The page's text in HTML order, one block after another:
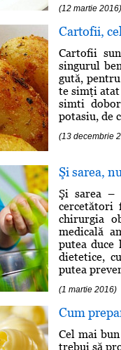
(12 martie 2016)
Cartofii,
Cartofii
singurul
gută,
te simţi atat
simti
potasiu, de
(13 decembrie
Şi sarea,
Şi sarea –
cercetători
chirurgia
medicală
putea duce
dietetice,
putea
(1 martie 2016)
Cum
Cel mai
trebui să